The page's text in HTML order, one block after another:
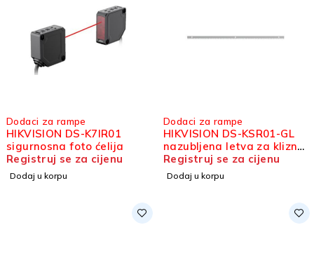
Dodaci za rampe
HIKVISION DS-K7IR01
sigurnosna foto ćelija
Registruj se za cijenu
Dodaj u korpu
Dodaci za rampe
HIKVISION DS-KSR01-GL
nazubljena letva za kliznu
kapiju
Registruj se za cijenu
Dodaj u korpu